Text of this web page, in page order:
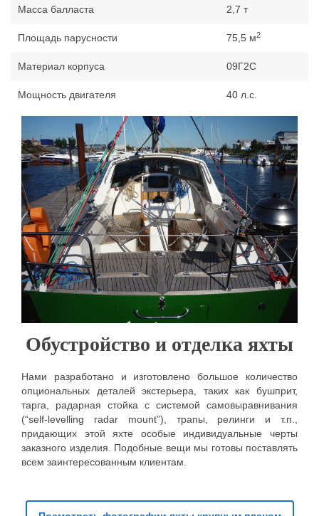
Масса балласта 2,7 т
Площадь парусности 75,5 м2
Материал корпуса 09Г2С
Мощность двигателя 40 л.с.
Обустройство и отделка яхты
Нами разработано и изготовлено большое количество
опциональных деталей экстерьера, таких как бушприт,
тарга, радарная стойка с системой самовыравнивания
(“self-levelling radar mount”), трапы, релинги и т.п.,
придающих этой яхте особые индивидуальные черты
заказного изделия. Подобные вещи мы готовы поставлять
всем заинтересованным клиентам.